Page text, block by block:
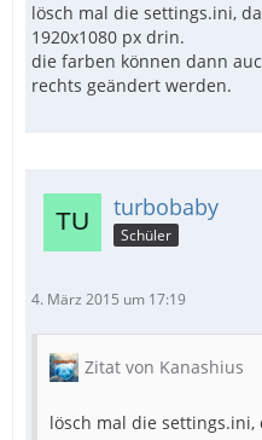
lösch mal die settings.ini,
1920x1080 px drin.
die farben können dann
rechts geändert werden.
turbobaby
Schüler
4. März 2015 um 17:19
Zitat von Kanashius
lösch mal die